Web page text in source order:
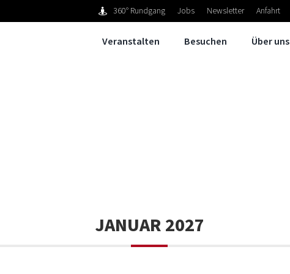
360° Rundgang Jobs Newsletter Anfahrt
Veranstalten Besuchen Über uns
JANUAR 2027